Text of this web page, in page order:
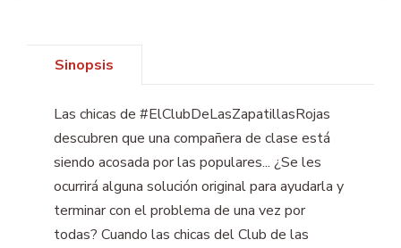
Sinopsis
Las chicas de #ElClubDeLasZapatillasRojas
descubren que una compañera de clase está
siendo acosada por las populares... ¿Se les
ocurrirá alguna solución original para ayudarla y
terminar con el problema de una vez por
todas? Cuando las chicas del Club de las